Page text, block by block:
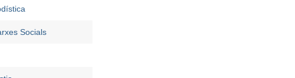
Socials